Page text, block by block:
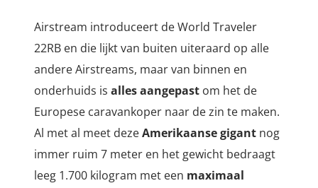
Airstream introduceert de World Traveler
22RB en die lijkt van buiten uiteraard op alle
andere Airstreams, maar van binnen en
onderhuids is alles aangepast om het de
Europese caravankoper naar de zin te maken.
Al met al meet dezeAmerikaanse gigant nog
immer ruim 7 meter en het gewicht bedraagt
leeg 1.700 kilogram met een maximaal